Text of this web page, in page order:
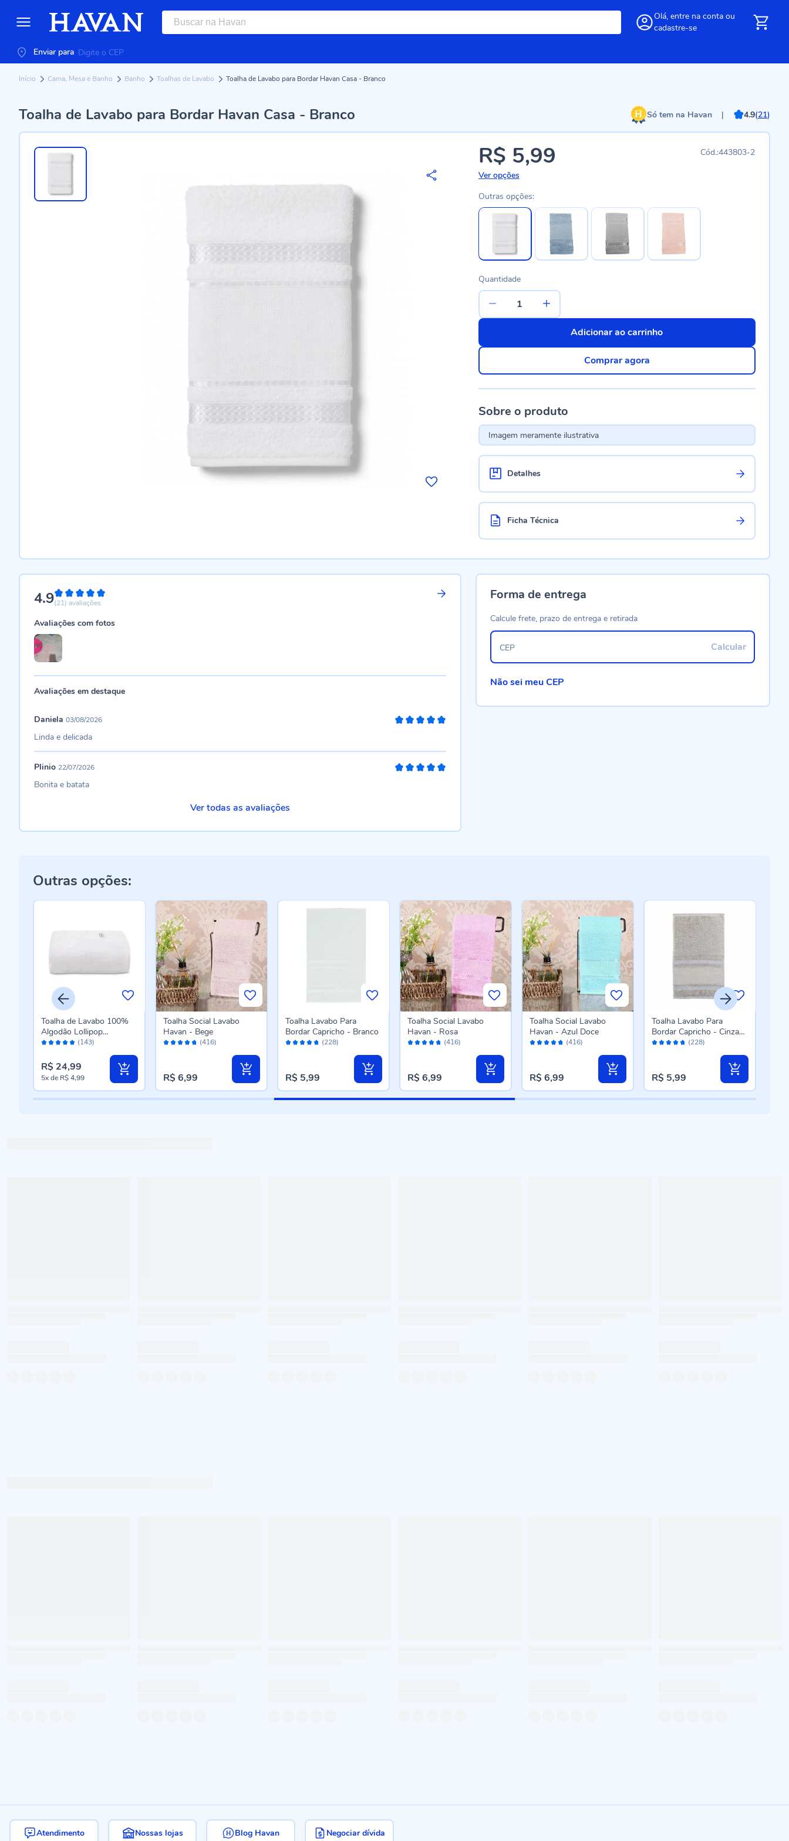
Olá, entre na conta ou
cadastre-se
Enviar para
Início Cama, Mesa e Banho Banho Toalhas de Lavabo Toalha de Lavabo para Bordar Havan Casa - Branco
Toalha de Lavabo para Bordar Havan Casa - Branco Só tem na Havan | 4.9(21)
443803-2
R$ 5,99
Ver opções
Outras opções:
Quantidade
Adicionar ao carrinho
Comprar agora
Sobre o produto
Imagem meramente ilustrativa
Detalhes
Ficha Técnica
4.998%
(21) avaliações
Avaliações com fotos
Avaliações em destaque
Daniela 03/08/2026
Linda e delicada
Plinio 22/07/2026
Bonita e batata
Ver todas as avaliações
Forma de entrega
Calcule frete, prazo de entrega e retirada
Calcular
CEP
Não sei meu CEP
Outras opções:
Avaliação: (143)
Toalha de Lavabo 100%
Algodão Lollipop
Buddemeyer - Branca
R$ 24,99
5xde R$ 4,99
Avaliação: (416)
Toalha Social Lavabo
Havan - Bege
R$ 6,99
Avaliação: (228)
Toalha Lavabo Para
Bordar Capricho - Branco
R$ 5,99
Avaliação: (416)
Toalha Social Lavabo
Havan - Rosa
R$ 6,99
Avaliação: (416)
Toalha Social Lavabo
Havan - Azul Doce
R$ 6,99
Avaliação: (228)
Toalha Lavabo Para
Bordar Capricho - Cinza
Luar
R$ 5,99
Atendimento Nossas lojas Blog Havan Negociar dívida